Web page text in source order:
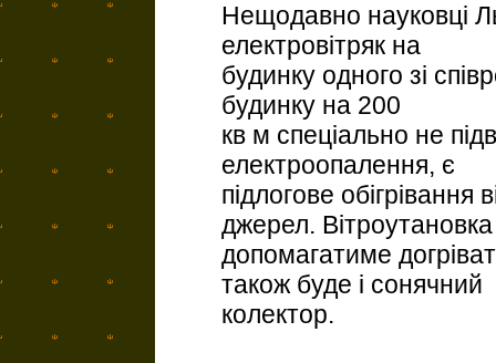
Нещодавно науковці
електровітряк на
будинку одного зі
будинку на 200
кв м спеціально не
електроопалення, є
підлогове
джерел. Вітроутановка
допомагатиме
також буде і сонячний
колектор.